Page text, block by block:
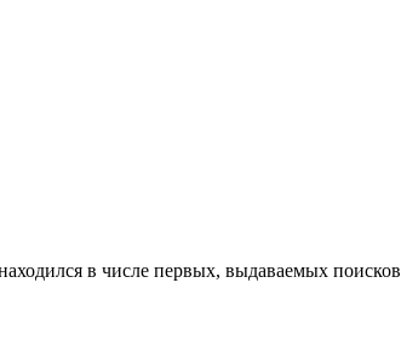
в числе первых, выдаваемых